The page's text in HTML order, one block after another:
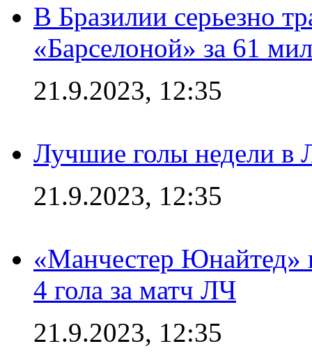
В Бразилии серьезно
«Барселоной» за 61
21.9.2023, 12:35
Лучшие голы недели в
21.9.2023, 12:35
«Манчестер Юнайтед»
4 гола за матч ЛЧ
21.9.2023, 12:35